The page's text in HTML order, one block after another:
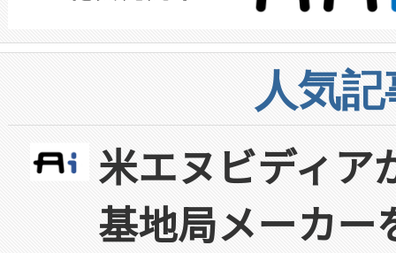
人気
米エヌビディア
基地局メーカー